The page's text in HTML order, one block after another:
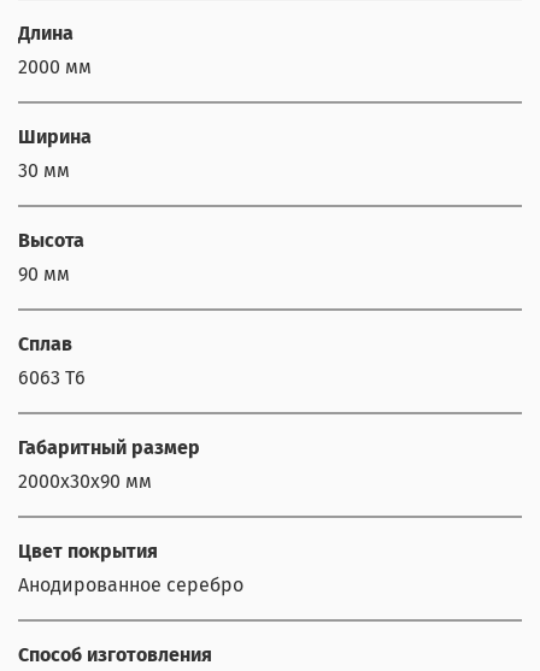
Длина
2000 мм
Ширина
30 мм
Высота
90 мм
Сплав
6063 Т6
Габаритный размер
2000x30x90 мм
Цвет покрытия
Анодированное серебро
Способ изготовления